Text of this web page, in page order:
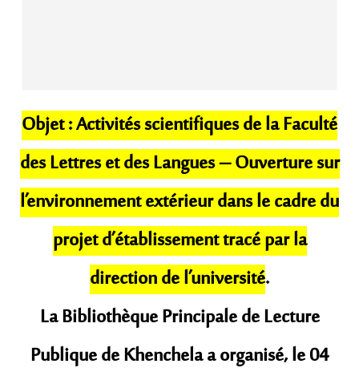
Objet : Activités scientifiques de la Faculté
des Lettres et des Langues – Ouverture sur
l’environnement extérieur dans le cadre du
projet d’établissement tracé par la
direction de l’université.
​La Bibliothèque Principale de Lecture
Publique de Khenchela a organisé, le 04